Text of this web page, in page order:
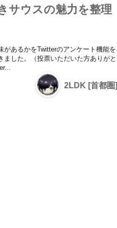
サウスの魅力を整理
があるかをTwitterのアンケート機能を
した。（投票いただいた方ありがと
2LDK [首都圏]